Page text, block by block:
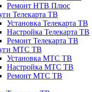
Ремонт НТВ Плюс
Телекарта ТВ
Установка Телекарта ТВ
Настройка Телекарта ТВ
Ремонт Телекарта ТВ
МТС ТВ
Установка МТС ТВ
Настройка МТС ТВ
Ремонт МТС ТВ